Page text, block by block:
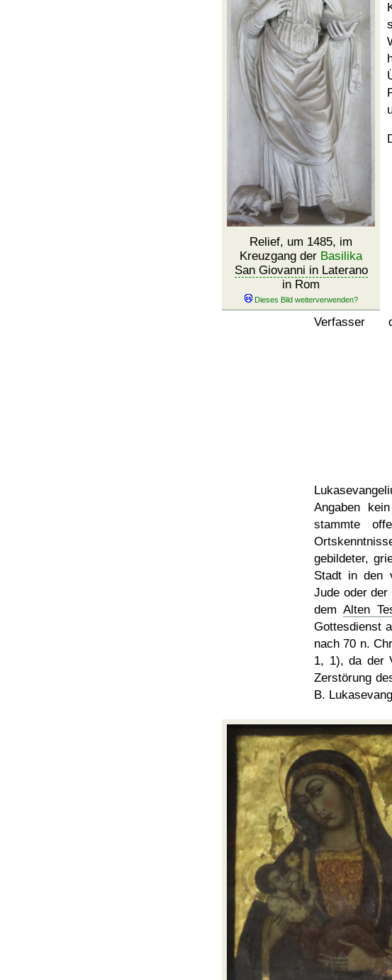
Relief, um 1485, im
Kreuzgang der Basilika
San Giovanni in Laterano
in Rom
Verfasser
Angaben
stammte
gebildeter,
Stadt in den
Jude oder der
dem Alten
Gottesdienst
nach 70 n.
1, 1), da der
Zerstörung
B.